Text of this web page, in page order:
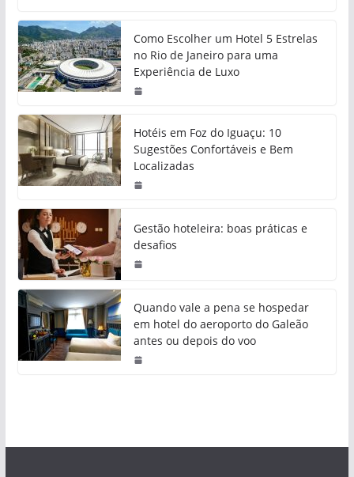
Como Escolher um Hotel 5 Estrelas
no Rio de Janeiro para uma
Experiência de Luxo
Hotéis em Foz do Iguaçu: 10
Sugestões Confortáveis e Bem
Localizadas
Gestão hoteleira: boas práticas e
desafios
Quando vale a pena se hospedar
em hotel do aeroporto do Galeão
antes ou depois do voo